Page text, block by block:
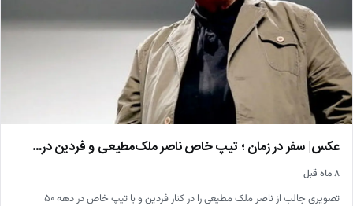
عکس| سفر در زمان ؛ تیپ خاص ناصر ملک‌مطیعی و فردین در…
۸ ماه قبل
تصویری جالب از ناصر ملک مطیعی را در کنار فردین و با تیپ خاص در دهه ۵۰